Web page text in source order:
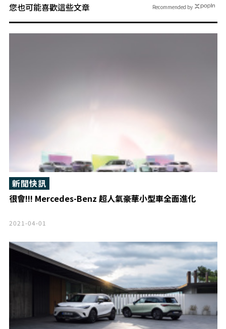
您也可能喜歡這些文章
很會!!! Mercedes-Benz 超人氣豪華小型車全面進化
新聞快訊
2021-04-01
Recommended by